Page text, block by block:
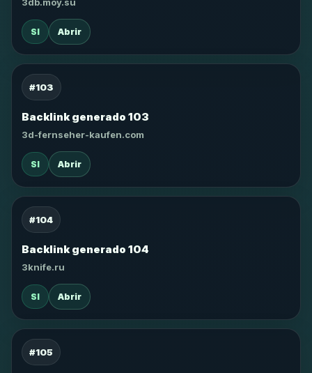
SI Abrir
#103
Backlink generado 103
3d-fernseher-kaufen.com
SI Abrir
#104
Backlink generado 104
3knife.ru
SI Abrir
#105